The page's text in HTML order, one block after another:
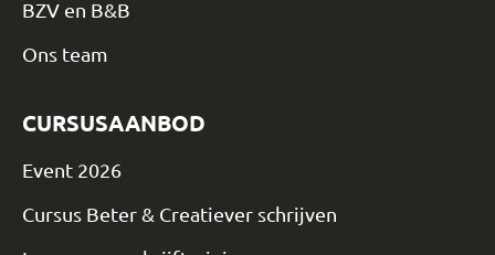
BZV en B&B
Ons team
CURSUSAANBOD
Event 2026
Cursus Beter & Creatiever schrijven